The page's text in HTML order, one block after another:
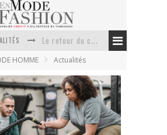
Le retour du cachemire version casual
La trousse de toilette : l’accessoire indispensable de voyage
Week-end spa en automne : quel maillot de bain choisir ?
Pourquoi le costume sur mesure à Paris est un incontournable de l’élégance contemporaine ?
HOMME Actualités